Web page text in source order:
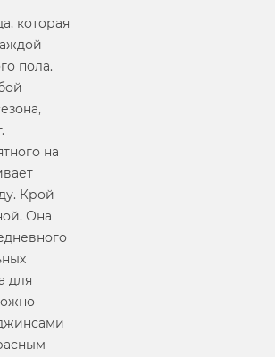
которая
пола.
на
Крой
Она
для